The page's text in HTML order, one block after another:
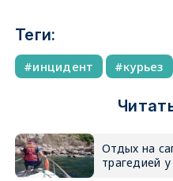
Теги:
инцидент курьез
Отдых на
трагедией